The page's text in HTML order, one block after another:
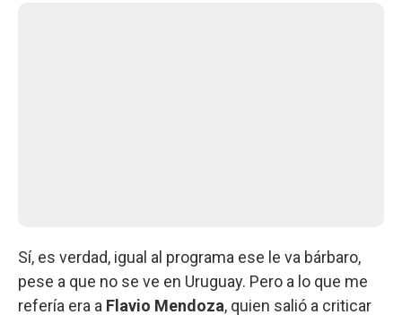
Sí, es verdad, igual al programa ese le va bárbaro,
pese a que no se ve en Uruguay. Pero a lo que me
refería era a Flavio Mendoza, quien salió a criticar